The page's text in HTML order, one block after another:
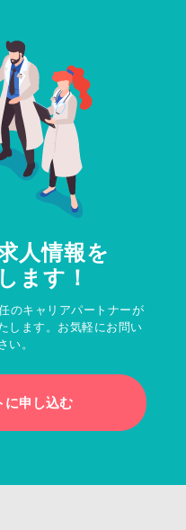
人情報を
ます！
のキャリアパートナーが
します。お気軽にお問い
い。
に申し込む